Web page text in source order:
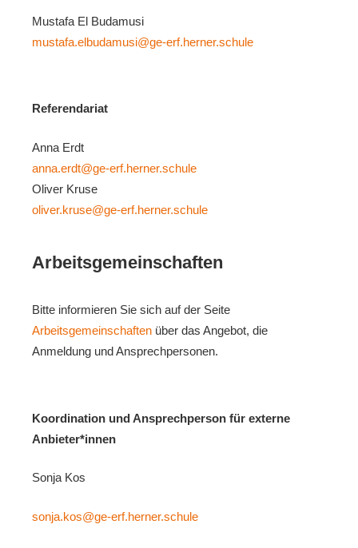
Mustafa El Budamusi
mustafa.elbudamusi@ge-erf.herner.schule
Referendariat
Anna Erdt
anna.erdt@ge-erf.herner.schule
Oliver Kruse
oliver.kruse@ge-erf.herner.schule
Arbeitsgemeinschaften
Bitte informieren Sie sich auf der Seite
Arbeitsgemeinschaften über das Angebot, die
Anmeldung und Ansprechpersonen.
Koordination und Ansprechperson für externe
Anbieter*innen
Sonja Kos
sonja.kos@ge-erf.herner.schule